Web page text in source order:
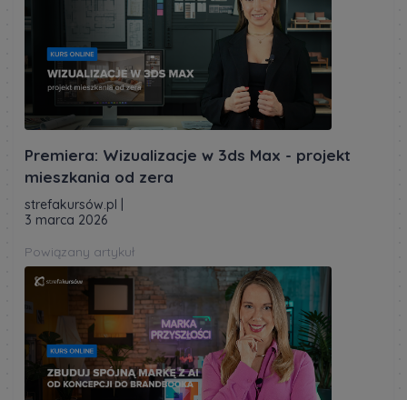
Premiera: Wizualizacje w 3ds Max - projekt
mieszkania od zera
strefakursów.pl
3 marca 2026
Powiązany artykuł